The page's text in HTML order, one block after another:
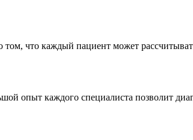
том, что каждый пациент может
опыт каждого специалиста позволит